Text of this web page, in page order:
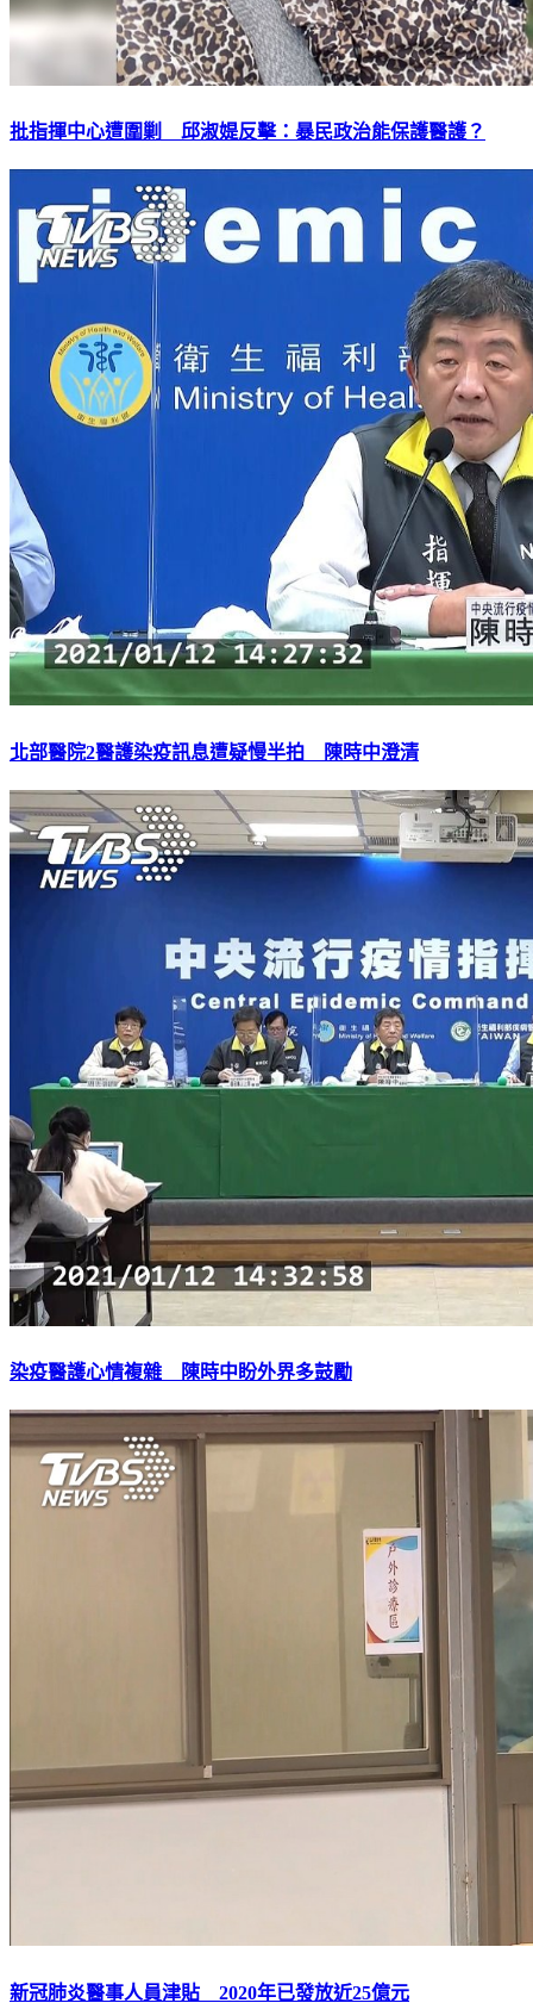
批指揮中心遭圍剿 邱淑媞反擊：暴民政治能保護醫護？
北部醫院2醫護染疫訊息遭疑慢半拍 陳時中澄清
染疫醫護心情複雜 陳時中盼外界多鼓勵
新冠肺炎醫事人員津貼 2020年已發放近25億元